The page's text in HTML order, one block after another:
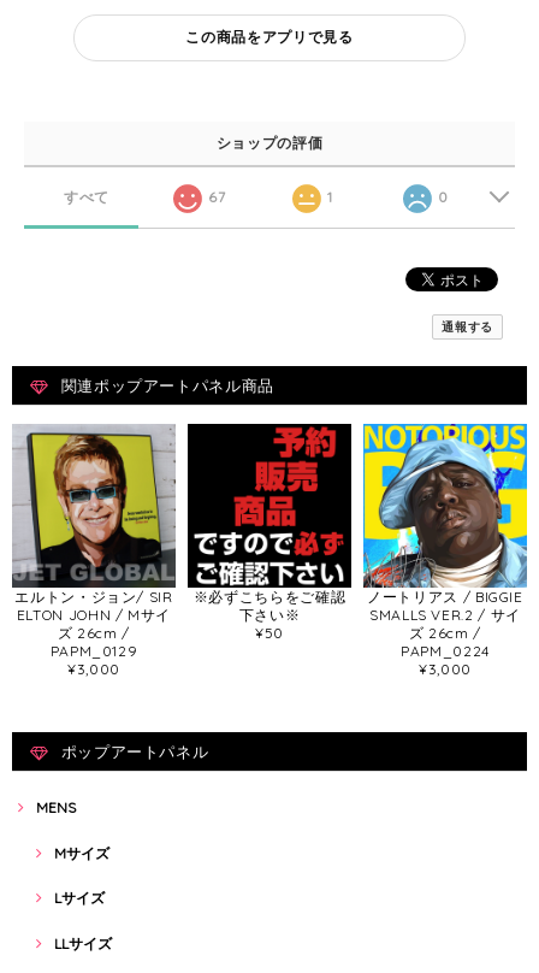
この商品をアプリで見る
ショップの評価
すべて 67 1 0
通報する
関連ポップアートパネル商品
エルトン・ジョン/ SIR
ELTON JOHN / Mサイ
ズ 26cm /
PAPM_0129
¥3,000
※必ずこちらをご確認
下さい※
¥50
ノートリアス / BIGGIE
SMALLS VER.2 / サイ
ズ 26cm /
PAPM_0224
¥3,000
ポップアートパネル
MENS
Mサイズ
Lサイズ
LLサイズ